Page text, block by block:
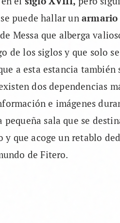
puede hallar un armario
Messa que alberga
de los siglos y que solo
a esta estancia también
dos dependencias
e imágenes
pequeña sala que se
que acoge un retablo
de Fitero.